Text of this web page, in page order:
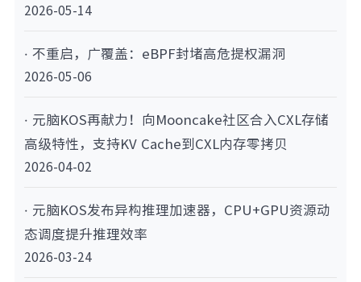
2026-05-14
· 不重启，广覆盖：eBPF封堵高危提权漏洞
2026-05-06
· 元脑KOS再献力！向Mooncake社区合入CXL存储
高级特性，支持KV Cache到CXL内存零拷贝
2026-04-02
· 元脑KOS发布异构推理加速器，CPU+GPU资源动
态调度提升推理效率
2026-03-24